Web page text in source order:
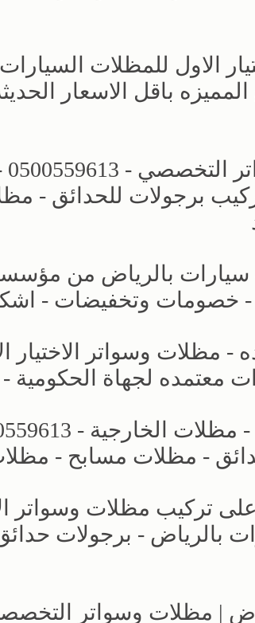
المميزه باقل الاسعار
برجولات للحدائق -
سيارات بالرياض من مؤسسة
معتمده لجهاة
- مظلات مسابح -
تركيب مظلات وسواتر